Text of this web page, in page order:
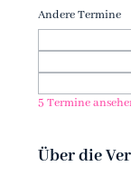
Andere Termine
5 Termine
Über die